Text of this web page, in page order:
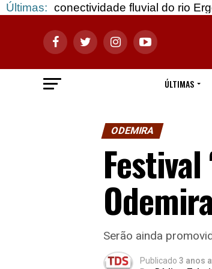
Últimas: fluvial do rio Erges
ÚLTIMAS
ODEMIRA
Festival
Serão ainda
Publicado 3 anos